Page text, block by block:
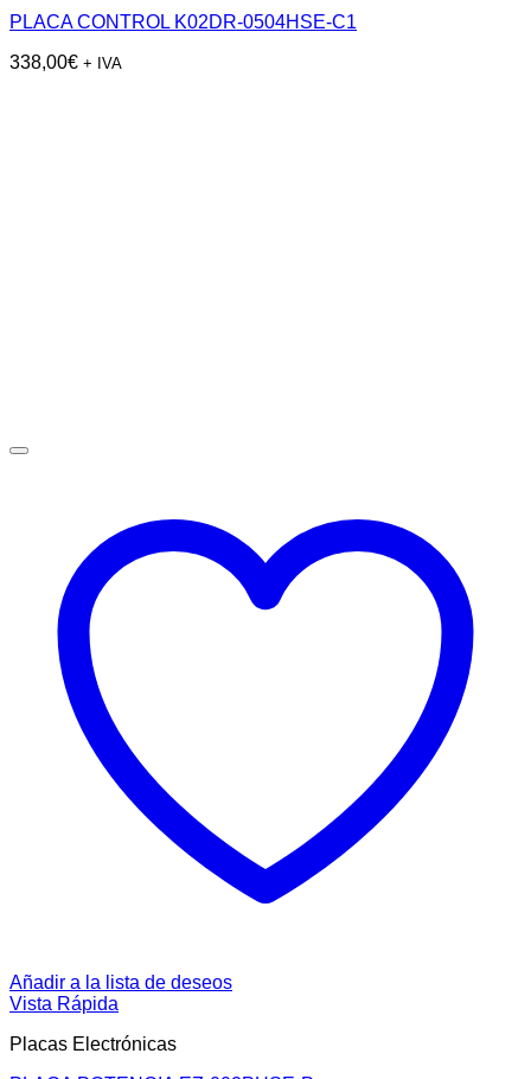
PLACA CONTROL K02DR-0504HSE-C1
338,00€ + IVA
Añadir a la lista de deseos
Vista Rápida
Placas Electrónicas